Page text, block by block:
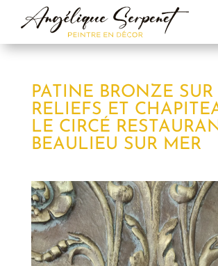
PATINE BRONZE SUR
RELIEFS ET
LE CIRCÉ
BEAULIEU SUR MER